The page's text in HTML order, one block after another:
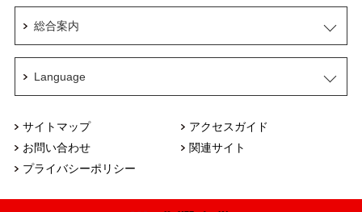
サイトマップ
アクセスガイド
お問い合わせ
関連サイト
プライバシーポリシー
総合案内
Language